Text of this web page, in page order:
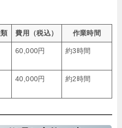
費用（税込） 作業時間
60,000円 約3時間
40,000円 約2時間